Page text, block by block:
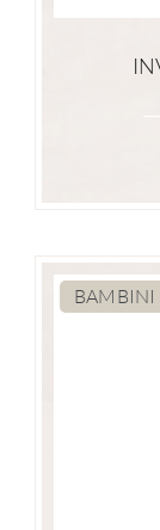
BAMBINI